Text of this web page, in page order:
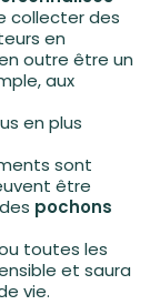
collecter des
en
outre être un
aux
en plus
sont
être
pochons
toutes les
et saura
vie.